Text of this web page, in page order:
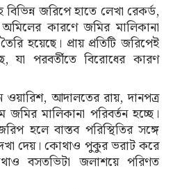
জরিপে হাতে লেখা রেকর্ড,
কারণে জমির মালিকানা
হয়েছে। প্রায় প্রতিটি জরিপেই
যা পরবর্তীতে বিরোধের কারণ
আদালতের রায়, দানপত্র
জমির মালিকানা পরিবর্তন হচ্ছে।
হলে বাস্তব পরিস্থিতির সঙ্গে
দেয়। কোথাও পুকুর ভরাট করে
বসতভিটা জলাশয়ে পরিণত